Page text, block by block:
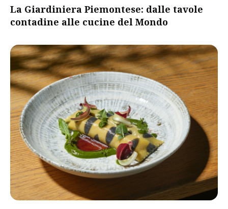
​La Giardiniera Piemontese: dalle tavole
contadine alle cucine del Mondo​